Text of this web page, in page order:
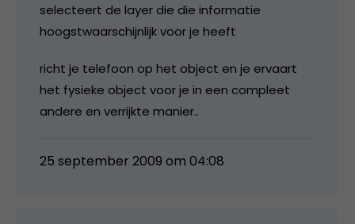
selecteert de layer die die informatie
hoogstwaarschijnlijk voor je heeft
richt je telefoon op het object en je ervaart
het fysieke object voor je in een compleet
andere en verrijkte manier..
25 september 2009 om 04:08